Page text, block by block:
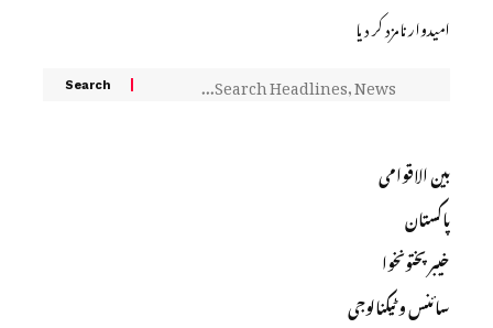
امیدوار نامزد کر دیا
بین الاقوامی
پاکستان
خیبرپختونخوا
سائنس و ٹیکنالوجی